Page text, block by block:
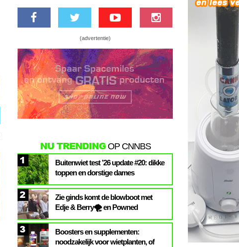
(advertentie)
NU TRENDINGOP CNNBS
1
Buitenwiet test ’26 update #20: dikke
toppen en dorstige dames
2
Zie ginds komt de blowboot met
Edje & Berry🌪️ en Powned
3
Boosters en supplementen:
noodzakelijk voor wietplanten, of